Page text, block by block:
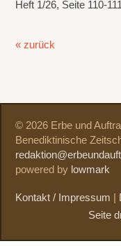
Heft 1/26, Seite 110-111
« zurück
© 2026 Erbe und
Benediktinische
powered by lowmark
Kontakt / Impressum
Seite